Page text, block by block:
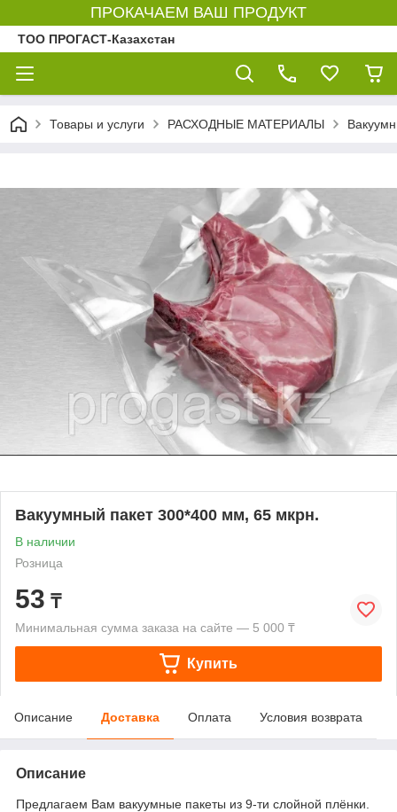
ПРОКАЧАЕМ ВАШ ПРОДУКТ
ТОО ПРОГАСТ-Казахстан
Товары и услуги РАСХОДНЫЕ МАТЕРИАЛЫ
Вакуумный пакет 300*400 мм, 65 мкрн.
В наличии
Розница
53 ₸
Минимальная сумма заказа на сайте — 5 000 ₸
Купить
Описание Доставка Оплата Условия возврата
Описание
Предлагаем Вам вакуумные пакеты из 9-ти слойной плёнки.